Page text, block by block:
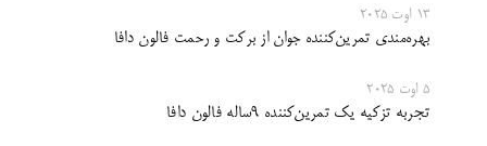
13 اوت 2025
بهره‌مندی تمرین‌کننده جوان از برکت و رحمت فالون دافا
5 اوت 2025
تجربه تزکیه یک تمرین‌کننده‌ ۹ساله فالون دافا